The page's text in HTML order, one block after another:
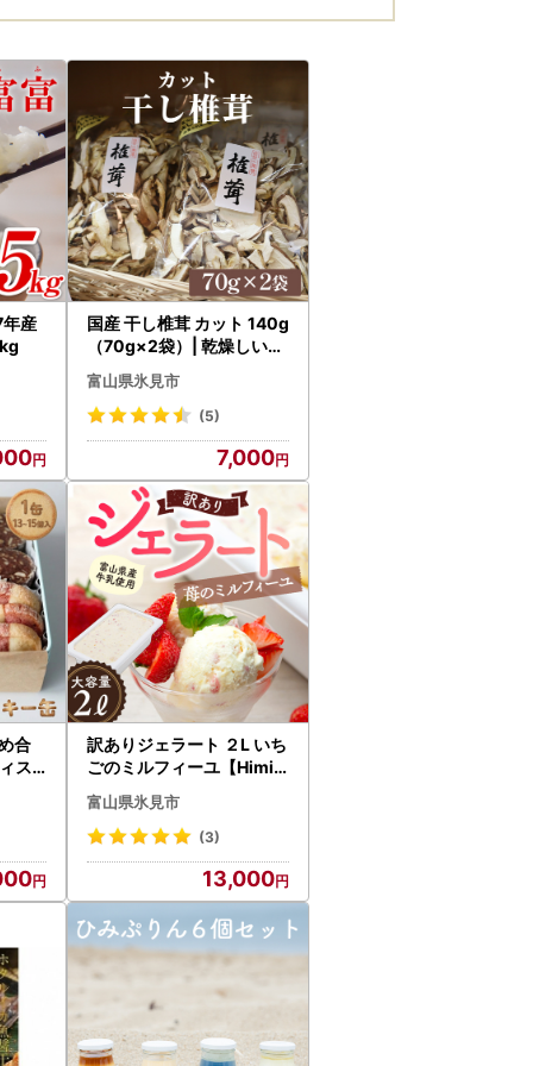
産
国産 干し椎茸 カット 140g
（70g×2袋）| 乾燥しいた
け スライス 氷見
富山県氷見市
(5)
7,000
合
ス
訳ありジェラート ２L いち
ごのミルフィーユ【Himi
Gelato】 ジェラート
富山県氷見市
(3)
13,000